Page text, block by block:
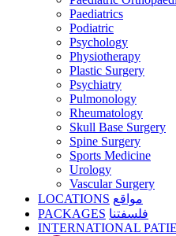
Paediatrics
Podiatric
Psychology
Physiotherapy
Plastic Surgery
Psychiatry
Pulmonology
Rheumatology
Skull Base Surgery
Spine Surgery
Sports Medicine
Urology
Vascular Surgery
LOCATIONS مواقع
PACKAGES فلسفتنا
INTERNATIONAL